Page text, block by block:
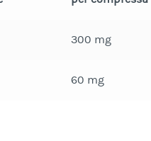
300 mg
60 mg